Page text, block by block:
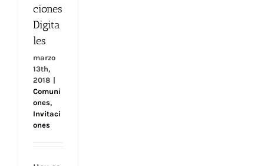
ciones
Digita
les
marzo
13th,
2018
Comuni
ones,
Invitaci
ones